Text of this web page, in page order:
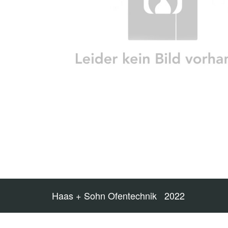
Haas + Sohn Ofentechnik 2022